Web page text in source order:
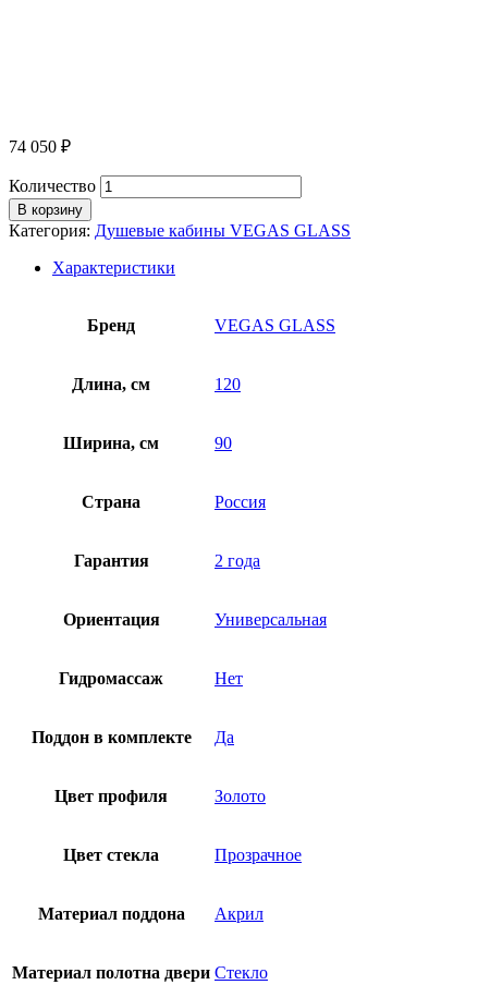
74 050 ₽
Количество
В корзину
Категория: Душевые кабины VEGAS GLASS
Характеристики
Бренд VEGAS GLASS
Длина, см 120
Ширина, см 90
Страна Россия
Гарантия 2 года
Ориентация Универсальная
Гидромассаж Нет
Поддон в комплекте Да
Цвет профиля Золото
Цвет стекла Прозрачное
Материал поддона Акрил
Материал полотна двери Стекло